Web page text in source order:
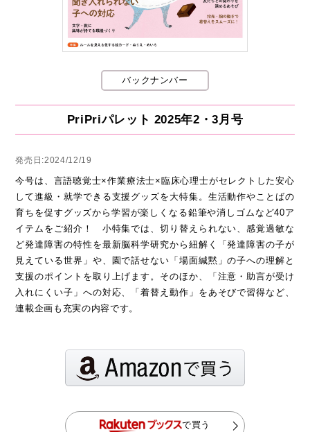
バックナンバー
PriPriパレット 2025年2・3月号
発売日:2024/12/19
今号は、言語聴覚士×作業療法士×臨床心理士がセレクトした安心
して進級・就学できる支援グッズを大特集。生活動作やことばの
育ちを促すグッズから学習が楽しくなる鉛筆や消しゴムなど40ア
イテムをご紹介！ 小特集では、切り替えられない、感覚過敏な
ど発達障害の特性を最新脳科学研究から紐解く「発達障害の子が
見えている世界」や、園で話せない「場面緘黙」の子への理解と
支援のポイントを取り上げます。そのほか、「注意・助言が受け
入れにくい子」への対応、「着替え動作」をあそびで習得など、
連載企画も充実の内容です。
で買う